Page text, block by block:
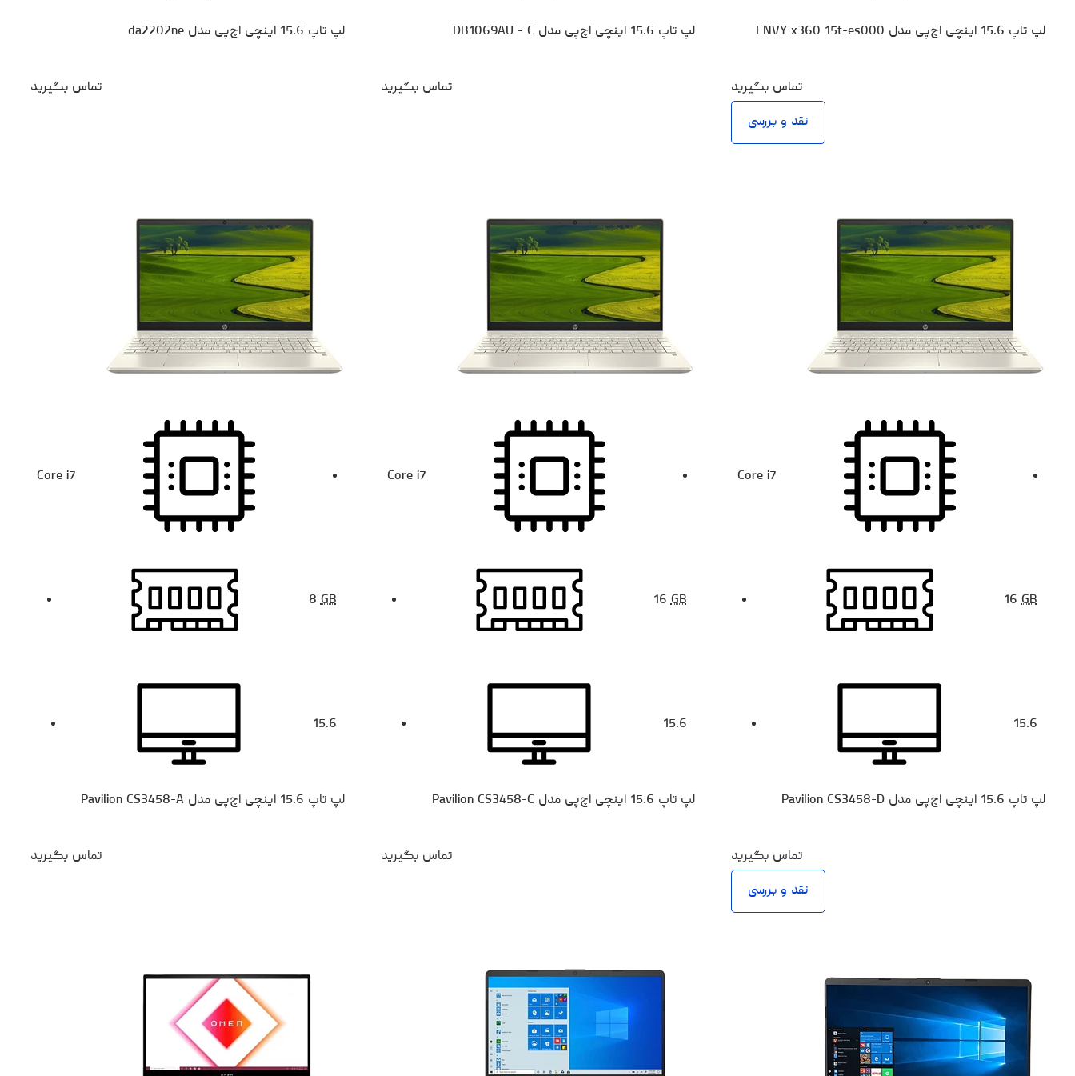
لپ تاپ 15.6 اینچی اچ‌پی مدل ENVY x360 15t-es000
تماس بگیرید
نقد و بررسی
لپ تاپ 15.6 اینچی اچ‌پی مدل DB1069AU - C
تماس بگیرید
لپ تاپ 15.6 اینچی اچ‌پی مدل da2202ne
تماس بگیرید
Core i7
16GB
15.6
لپ تاپ 15.6 اینچی اچ‌پی مدل Pavilion CS3458-D
تماس بگیرید
نقد و بررسی
Core i7
16GB
15.6
لپ تاپ 15.6 اینچی اچ‌پی مدل Pavilion CS3458-C
تماس بگیرید
Core i7
8GB
15.6
لپ تاپ 15.6 اینچی اچ‌پی مدل Pavilion CS3458-A
تماس بگیرید